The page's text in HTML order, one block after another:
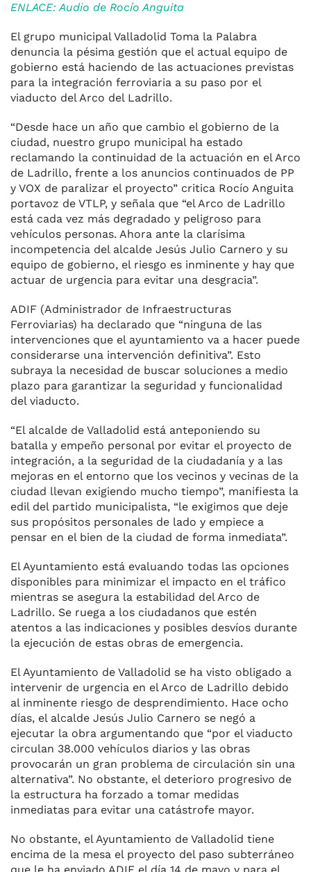
ENLACE: Audio de Rocío Anguita
El grupo municipal Valladolid Toma la Palabra
denuncia la pésima gestión que el actual equipo de
gobierno está haciendo de las actuaciones previstas
para la integración ferroviaria a su paso por el
viaducto del Arco del Ladrillo.
“Desde hace un año que cambio el gobierno de la
ciudad, nuestro grupo municipal ha estado
reclamando la continuidad de la actuación en el Arco
de Ladrillo, frente a los anuncios continuados de PP
y VOX de paralizar el proyecto” critica Rocío Anguita
portavoz de VTLP, y señala que “el Arco de Ladrillo
está cada vez más degradado y peligroso para
vehículos personas. Ahora ante la clarísima
incompetencia del alcalde Jesús Julio Carnero y su
equipo de gobierno, el riesgo es inminente y hay que
actuar de urgencia para evitar una desgracia”.
ADIF (Administrador de Infraestructuras
Ferroviarias) ha declarado que “ninguna de las
intervenciones que el ayuntamiento va a hacer puede
considerarse una intervención definitiva”. Esto
subraya la necesidad de buscar soluciones a medio
plazo para garantizar la seguridad y funcionalidad
del viaducto.
“El alcalde de Valladolid está anteponiendo su
batalla y empeño personal por evitar el proyecto de
integración, a la seguridad de la ciudadanía y a las
mejoras en el entorno que los vecinos y vecinas de la
ciudad llevan exigiendo mucho tiempo”, manifiesta la
edil del partido municipalista, “le exigimos que deje
sus propósitos personales de lado y empiece a
pensar en el bien de la ciudad de forma inmediata”.
El Ayuntamiento está evaluando todas las opciones
disponibles para minimizar el impacto en el tráfico
mientras se asegura la estabilidad del Arco de
Ladrillo. Se ruega a los ciudadanos que estén
atentos a las indicaciones y posibles desvíos durante
la ejecución de estas obras de emergencia.
El Ayuntamiento de Valladolid se ha visto obligado a
intervenir de urgencia en el Arco de Ladrillo debido
al inminente riesgo de desprendimiento. Hace ocho
días, el alcalde Jesús Julio Carnero se negó a
ejecutar la obra argumentando que “por el viaducto
circulan 38.000 vehículos diarios y las obras
provocarán un gran problema de circulación sin una
alternativa”. No obstante, el deterioro progresivo de
la estructura ha forzado a tomar medidas
inmediatas para evitar una catástrofe mayor.
No obstante, el Ayuntamiento de Valladolid tiene
encima de la mesa el proyecto del paso subterráneo